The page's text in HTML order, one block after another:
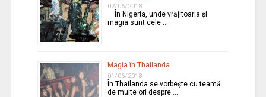
02/06/2018
În Nigeria, unde vrăjitoaria şi
magia sunt cele …
Magia în Thailanda
01/06/2018
În Thailanda se vorbeşte cu teamă
de multe ori despre …